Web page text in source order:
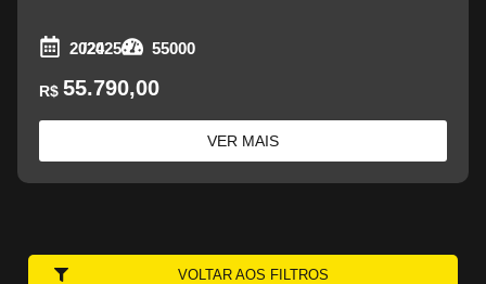
2024
/2025 55000
R$55.790,00
VER MAIS
VOLTAR AOS FILTROS